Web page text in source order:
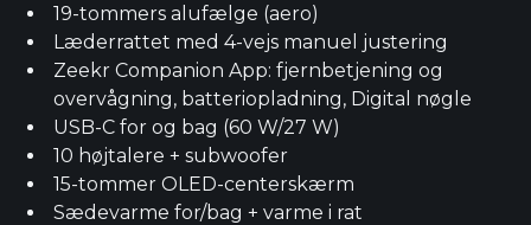
19-tommers alufælge (aero)
Læderrattet med 4-vejs manuel justering
Zeekr Companion App: fjernbetjening og
overvågning, batteriopladning, Digital nøgle
USB-C for og bag (60 W/27 W)
10 højtalere + subwoofer
15-tommer OLED-centerskærm
Sædevarme for/bag + varme i rat